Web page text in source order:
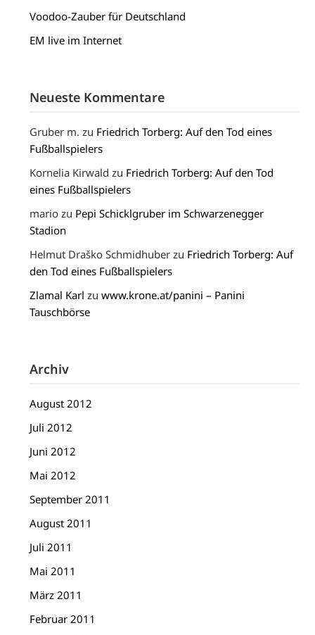
Voodoo-Zauber für Deutschland
EM live im Internet
Neueste Kommentare
Gruber m. zu Friedrich Torberg: Auf den Tod eines
Fußballspielers
Kornelia Kirwald zu Friedrich Torberg: Auf den Tod
eines Fußballspielers
mario zu Pepi Schicklgruber im Schwarzenegger
Stadion
Helmut Draško Schmidhuber zu Friedrich Torberg: Auf
den Tod eines Fußballspielers
Zlamal Karl zuwww.krone.at/panini – Panini
Tauschbörse
Archiv
August 2012
Juli 2012
Juni 2012
Mai 2012
September 2011
August 2011
Juli 2011
Mai 2011
März 2011
Februar 2011